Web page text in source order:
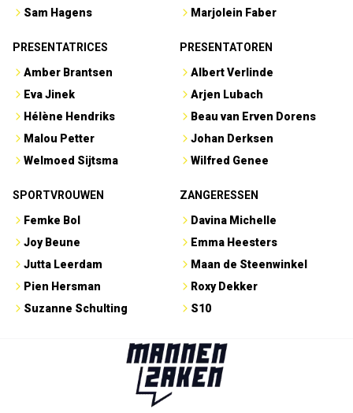
Sam Hagens
Marjolein Faber
PRESENTATRICES
Amber Brantsen
Eva Jinek
Hélène Hendriks
Malou Petter
Welmoed Sijtsma
PRESENTATOREN
Albert Verlinde
Arjen Lubach
Beau van Erven Dorens
Johan Derksen
Wilfred Genee
SPORTVROUWEN
Femke Bol
Joy Beune
Jutta Leerdam
Pien Hersman
Suzanne Schulting
ZANGERESSEN
Davina Michelle
Emma Heesters
Maan de Steenwinkel
Roxy Dekker
S10